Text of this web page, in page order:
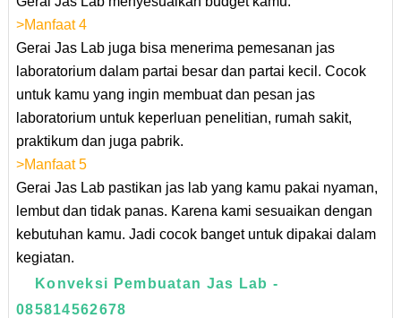
>Manfaat 4
Gerai Jas Lab juga bisa menerima pemesanan jas
laboratorium dalam partai besar dan partai kecil. Cocok
untuk kamu yang ingin membuat dan pesan jas
laboratorium untuk keperluan penelitian, rumah sakit,
praktikum dan juga pabrik.
>Manfaat 5
Gerai Jas Lab pastikan jas lab yang kamu pakai nyaman,
lembut dan tidak panas. Karena kami sesuaikan dengan
kebutuhan kamu. Jadi cocok banget untuk dipakai dalam
kegiatan.
Konveksi Pembuatan Jas Lab -
085814562678